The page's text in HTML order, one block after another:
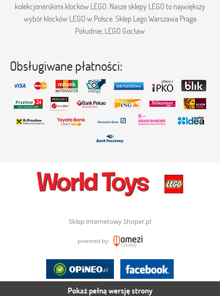
kolekcjonerskimi klocków LEGO. Nasze sklepy LEGO to największy
wybór klocków LEGO w Polsce. Sklep Lego Warszawa Praga
Południe, LEGO Gocław
Obsługiwane płatności:
Sklep internetowy Shoper.pl
powered by:
Pokaż pełną wersję strony